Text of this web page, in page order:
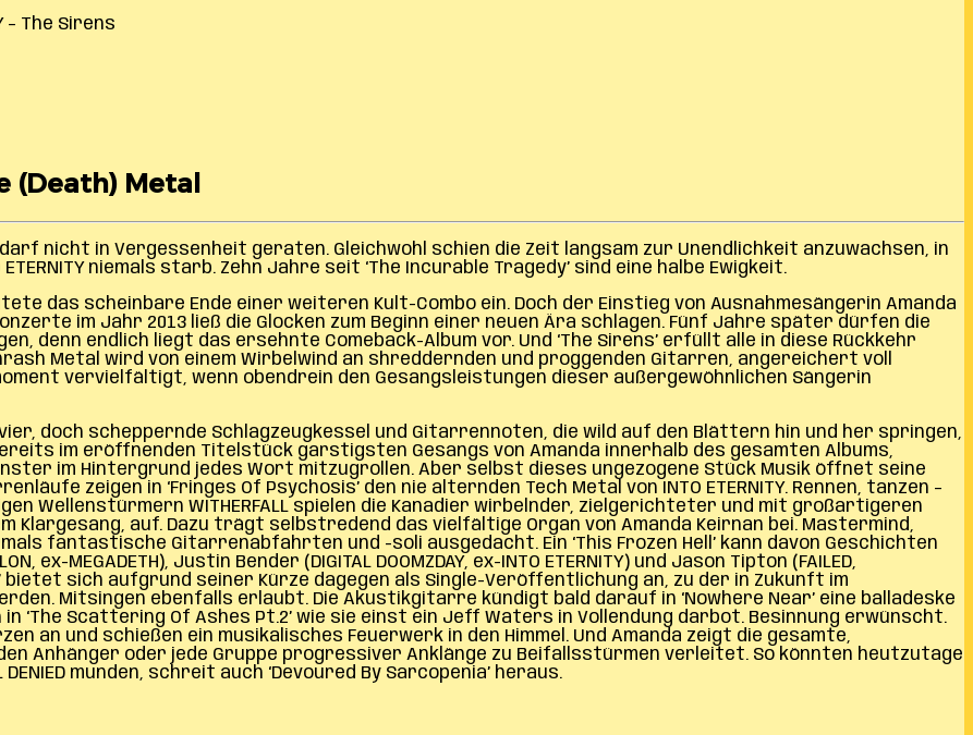
– The Sirens
(Death) Metal
nicht in Vergessenheit geraten. Gleichwohl schien die Zeit langsam zur Unendlichkeit anzuwachsen, in
niemals starb. Zehn Jahre seit ‘The Incurable Tragedy’ sind eine halbe Ewigkeit.
das scheinbare Ende einer weiteren Kult-Combo ein. Doch der Einstieg von Ausnahmesängerin Amanda
Konzerte im Jahr 2013 ließ die Glocken zum Beginn einer neuen Ära schlagen. Fünf Jahre später dürfen die
denn endlich liegt das ersehnte Comeback-Album vor. Und ‘The Sirens’ erfüllt alle in diese Rückkehr
Metal wird von einem Wirbelwind an shreddernden und proggenden Gitarren, angereichert voll
vervielfältigt, wenn obendrein den Gesangsleistungen dieser außergewöhnlichen Sängerin
doch scheppernde Schlagzeugkessel und Gitarrennoten, die wild auf den Blättern hin und her springen,
im eröffnenden Titelstück garstigsten Gesangs von Amanda innerhalb des gesamten Albums,
im Hintergrund jedes Wort mitzugrollen. Aber selbst dieses ungezogene Stück Musik öffnet seine
zeigen in ‘Fringes Of Psychosis’ den nie alternden Tech Metal von INTO ETERNITY. Rennen, tanzen –
Wellenstürmern WITHERFALL spielen die Kanadier wirbelnder, zielgerichteter und mit großartigeren
Klargesang, auf. Dazu trägt selbstredend das vielfältige Organ von Amanda Keirnan bei. Mastermind,
fantastische Gitarrenabfahrten und -soli ausgedacht. Ein ‘This Frozen Hell’ kann davon Geschichten
MEGADETH), Justin Bender (DIGITAL DOOMZDAY, ex-INTO ETERNITY) und Jason Tipton (FAILED,
bietet sich aufgrund seiner Kürze dagegen als Single-Veröffentlichung an, zu der in Zukunft im
Mitsingen ebenfalls erlaubt. Die Akustikgitarre kündigt bald darauf in ‘Nowhere Near’ eine balladeske
‘The Scattering Of Ashes Pt.2’ wie sie einst ein Jeff Waters in Vollendung darbot. Besinnung erwünscht.
an und schießen ein musikalisches Feuerwerk in den Himmel. Und Amanda zeigt die gesamte,
Anhänger oder jede Gruppe progressiver Anklänge zu Beifallsstürmen verleitet. So könnten heutzutage
munden, schreit auch ‘Devoured By Sarcopenia’ heraus.